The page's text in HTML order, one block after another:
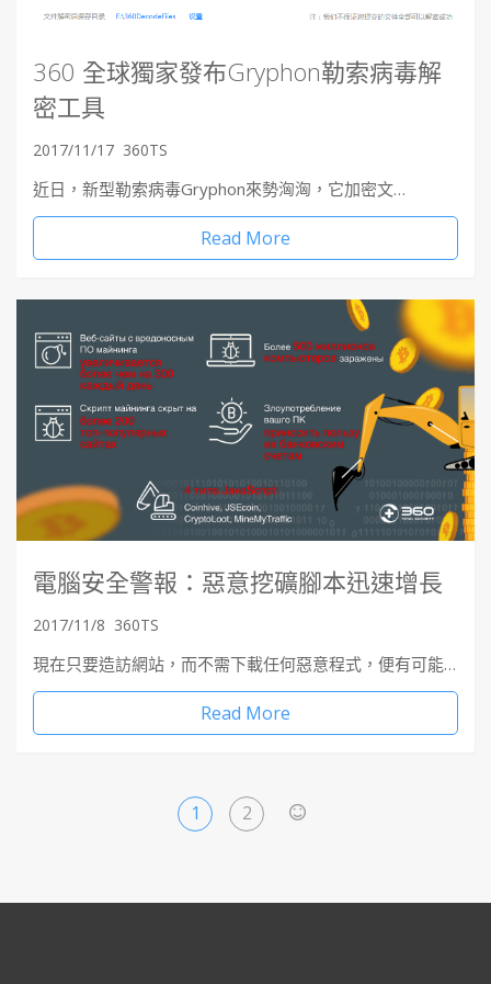
360 全球獨家發布Gryphon勒索病毒解
密工具
2017/11/17 360TS
近日，新型勒索病毒Gryphon來勢洶洶，它加密文…
Read More
電腦安全警報：惡意挖礦腳本迅速增長
2017/11/8 360TS
現在只要造訪網站，而不需下載任何惡意程式，便有可能…
Read More
1 2